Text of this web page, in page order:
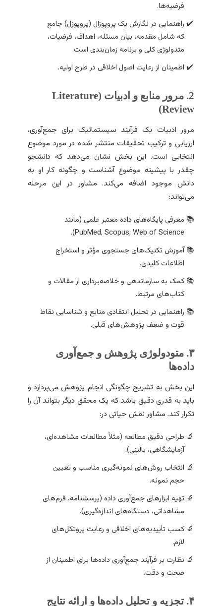
فرضیه‌ها.
راهنمایی در نگارش یک پروپوزال (پروپوزل) جامع
که شامل مقدمه، بیان مسئله، اهداف، فرضیات،
متدولوژی کلی و برنامه زمان‌بندی است.
اطمینان از رعایت اصول اخلاقی در طرح اولیه.
2. مرور منابع و ادبیات (Literature
Review)
مرور ادبیات یک فرآیند سیستماتیک برای جمع‌آوری،
ارزیابی و ترکیب تحقیقات منتشر شده در مورد موضوع
انتخابی است. این بخش نشان می‌دهد که دانشجو
چقدر با پیشینه موضوع آشناست و چگونه کار او به
دانش موجود اضافه می‌کند. مشاور در این مرحله
می‌تواند:
معرفی پایگاه‌های داده معتبر علمی (مانند
PubMed, Scopus, Web of Science).
آموزش تکنیک‌های جستجوی مؤثر و استخراج
اطلاعات کلیدی.
کمک به سازماندهی و خلاصه‌برداری از مقالات و
کتاب‌های مرتبط.
راهنمایی در تحلیل انتقادی منابع و شناسایی نقاط
قوت و ضعف پژوهش‌های قبلی.
۳. متودولوژی پژوهش و جمع‌آوری
داده‌ها
این بخش به تشریح چگونگی انجام پژوهش می‌پردازد و
باید به قدری دقیق باشد که یک محقق دیگر بتواند آن را
تکرار کند. مشاور نقش حیاتی در:
طراحی دقیق مطالعه (مثلاً مطالعات مشاهده‌ای،
آزمایشگاهی، بالینی).
انتخاب روش‌های نمونه‌گیری مناسب و تعیین
حجم نمونه.
تهیه ابزارهای جمع‌آوری داده (پرسشنامه، فرم‌های
مشاهداتی، دستگاه‌های اندازه‌گیری).
کسب تأییدیه‌های اخلاقی و رعایت پروتکل‌های
لازم.
نظارت بر فرآیند جمع‌آوری داده‌ها برای اطمینان از
صحت و دقت.
۴. تجزیه و تحلیل داده‌ها و ارائه نتایج